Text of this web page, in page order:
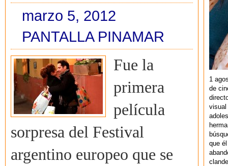
marzo 5, 2012
PANTALLA PINAMAR
Fue la
primera
película
sorpresa del Festival
argentino europeo que se
1
de
visual
que